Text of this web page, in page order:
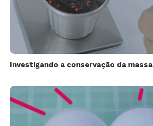
Investigando a conservação da massa